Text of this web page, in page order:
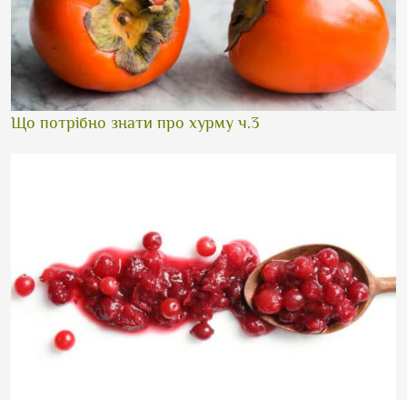
Що потрібно знати про хурму ч.3